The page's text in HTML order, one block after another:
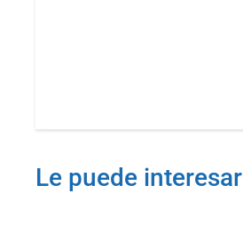
Le puede interesar